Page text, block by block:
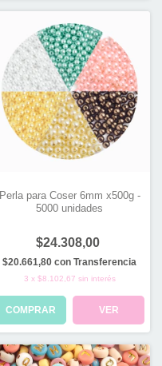
Perla para Coser 6mm x500g -
5000 unidades
$24.308,00
$20.661,80con Transferencia
3 x $8.102,67 sin interés
COMPRAR VER